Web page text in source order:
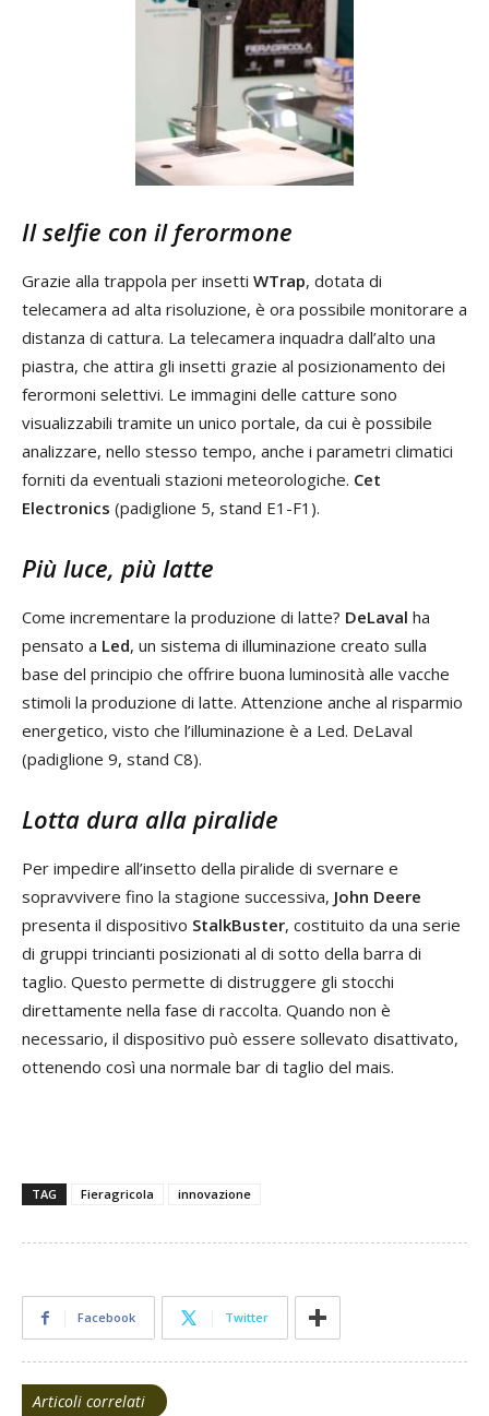
Il selfie con il ferormone
Grazie alla trappola per insetti WTrap, dotata di
telecamera ad alta risoluzione, è ora possibile monitorare a
distanza di cattura. La telecamera inquadra dall’alto una
piastra, che attira gli insetti grazie al posizionamento dei
ferormoni selettivi. Le immagini delle catture sono
visualizzabili tramite un unico portale, da cui è possibile
analizzare, nello stesso tempo, anche i parametri climatici
forniti da eventuali stazioni meteorologiche. Cet
Electronics (padiglione 5, stand E1-F1).
Più luce, più latte
Come incrementare la produzione di latte? DeLaval ha
pensato a Led, un sistema di illuminazione creato sulla
base del principio che offrire buona luminosità alle vacche
stimoli la produzione di latte. Attenzione anche al risparmio
energetico, visto che l’illuminazione è a Led. DeLaval
(padiglione 9, stand C8).
Lotta dura alla piralide
Per impedire all’insetto della piralide di svernare e
sopravvivere fino la stagione successiva, John Deere
presenta il dispositivo StalkBuster, costituito da una serie
di gruppi trincianti posizionati al di sotto della barra di
taglio. Questo permette di distruggere gli stocchi
direttamente nella fase di raccolta. Quando non è
necessario, il dispositivo può essere sollevato disattivato,
ottenendo così una normale bar di taglio del mais.
TAG Fieragricola innovazione
Facebook Twitter
Articoli correlati